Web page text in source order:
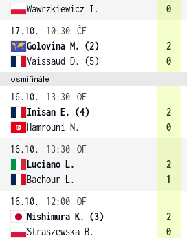
Wawrzkiewicz I.
0
17.10.
10:30 ČF
Golovina M. (2)
Vaissaud D. (5)
2
0
osmifinále
16.10. 13:30 OF
Inisan E. (4)
Hamrouni N.
2
0
16.10.
13:30 OF
Luciano L.
Bachour L.
2
1
16.10.
12:00 OF
Nishimura K. (3)
Straszewska B.
2
0